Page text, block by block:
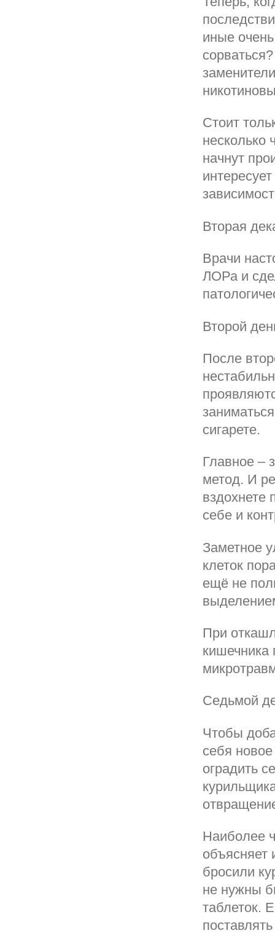
иные
Стоит
несколько
начнут
Вторая
Врачи
ЛОРа и
Второй
После
сигарете.
Главное –
метод. И
вздохнете
себе и
Заметное
клеток
ещё не
При
Седьмой
Чтобы
себя
оградить
Наиболее
бросили
не нужны
таблеток.